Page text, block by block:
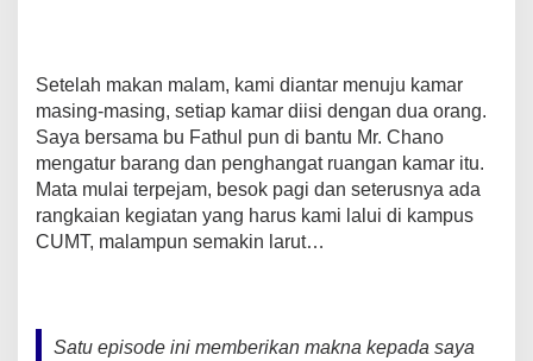
Setelah makan malam, kami diantar menuju kamar
masing-masing, setiap kamar diisi dengan dua orang.
Saya bersama bu Fathul pun di bantu Mr. Chano
mengatur barang dan penghangat ruangan kamar itu.
Mata mulai terpejam, besok pagi dan seterusnya ada
rangkaian kegiatan yang harus kami lalui di kampus
CUMT, malampun semakin larut…
Satu episode ini memberikan makna kepada saya